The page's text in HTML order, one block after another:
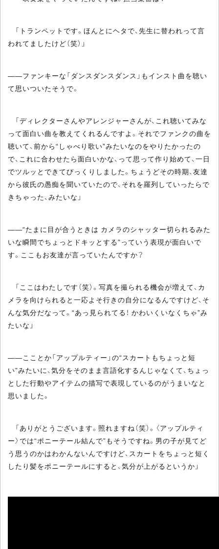
「トランペットです。ほんとにヘタで、先生に替われって言
われてましたけど（笑）」
――ファンキーな「ダンスダンスダンス」もインスト曲を聴い
て思いついたそうで。
「ディレクターさんやアレンジャーさんが、これ聴いてみな
って面白い曲を教えてくれるんですよ。それでファンクの曲を
聴いて、前から“しゃべり歌い”みたいなのをやりたかったの
で、これに合わせたら面白いかな、って思って作り始めて、一日
でツルッとできてびっくりしました。ちょうどその時期、友達
から彼氏の愚痴を聞いていたので、それを羅列していったらで
きちゃった、みたいな」
――“たまに目が合うときは カメラのシャッター切られるみた
いな瞬間でちょっとドキッとする”っていう表現が面白いで
す。ここもお友達が言っていたんですか？
「ここはわたしです（笑）。写真を撮られる機会が増えて、カ
メラを向けられると一応よそ行きの自分になるんですけど、そ
んな気分だなって。“あっ見られてる！ かわいくいなくちゃ”み
たいな」
――こことか「アップルティー」の“スカートもちょっと短
い”みたいに、気分をそのまま言語化するんじゃなくて、ちょっ
とした行動やアイテムの描写で表現しているのがうまいなと
思いました。
「ありがとうございます。照れますね（笑）。〈アップルティ
ー〉では“ポニーテール結んで”もそうですね。男の子が見てど
う思うのかはわかんないんですけど、スカートをちょっと短く
したり髪をポニーテールにすると、気分が上がるというか」